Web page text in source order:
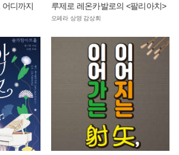
디까지
루제로 레온카발로의 <팔리아치>
오페라 상영 감상회